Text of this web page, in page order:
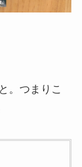
。つまりこ